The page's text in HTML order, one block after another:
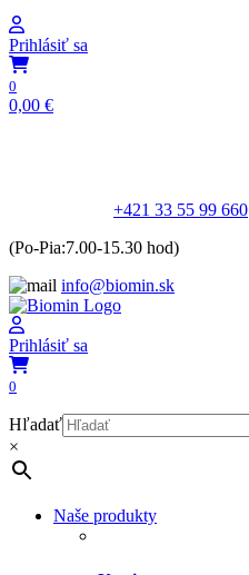
Prihlásiť sa
0
0,00 €
+421 33 55 99 660
(Po-Pia:7.00-15.30 hod)
info@biomin.sk
Prihlásiť sa
0
Hľadať
×
Naše produkty